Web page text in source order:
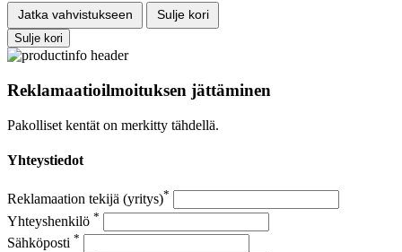
Jatka vahvistukseen
Sulje kori
Sulje kori
Reklamaatioilmoituksen jättäminen
Pakolliset kentät on merkitty tähdellä.
Yhteystiedot
Reklamaation tekijä (yritys)*
Yhteyshenkilö *
Sähköposti *